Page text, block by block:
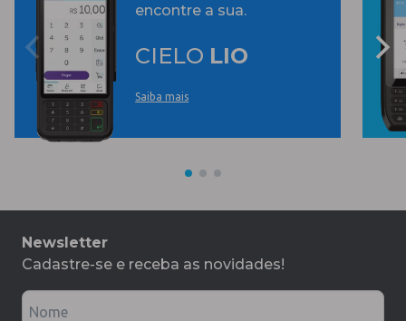
encontre a sua.
CIELO LIO
Saiba mais
Newsletter
Cadastre-se e receba as novidades!
Nome